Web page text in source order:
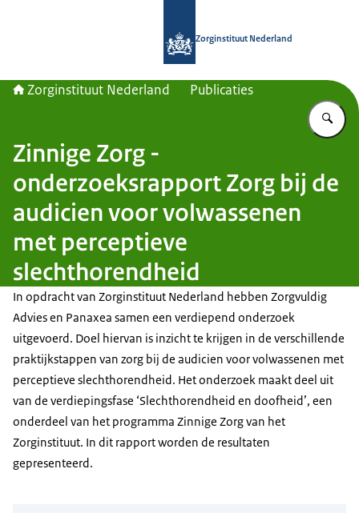
Zorginstituut Nederland
Zorginstituut Nederland Publicaties
Zinnige Zorg -
onderzoeksrapport Zorg bij de
audicien voor volwassenen
met perceptieve
slechthorendheid
In opdracht van Zorginstituut Nederland hebben Zorgvuldig
Advies en Panaxea samen een verdiepend onderzoek
uitgevoerd. Doel hiervan is inzicht te krijgen in de verschillende
praktijkstappen van zorg bij de audicien voor volwassenen met
perceptieve slechthorendheid. Het onderzoek maakt deel uit
van de verdiepingsfase ‘Slechthorendheid en doofheid’, een
onderdeel van het programma Zinnige Zorg van het
Zorginstituut. In dit rapport worden de resultaten
gepresenteerd.